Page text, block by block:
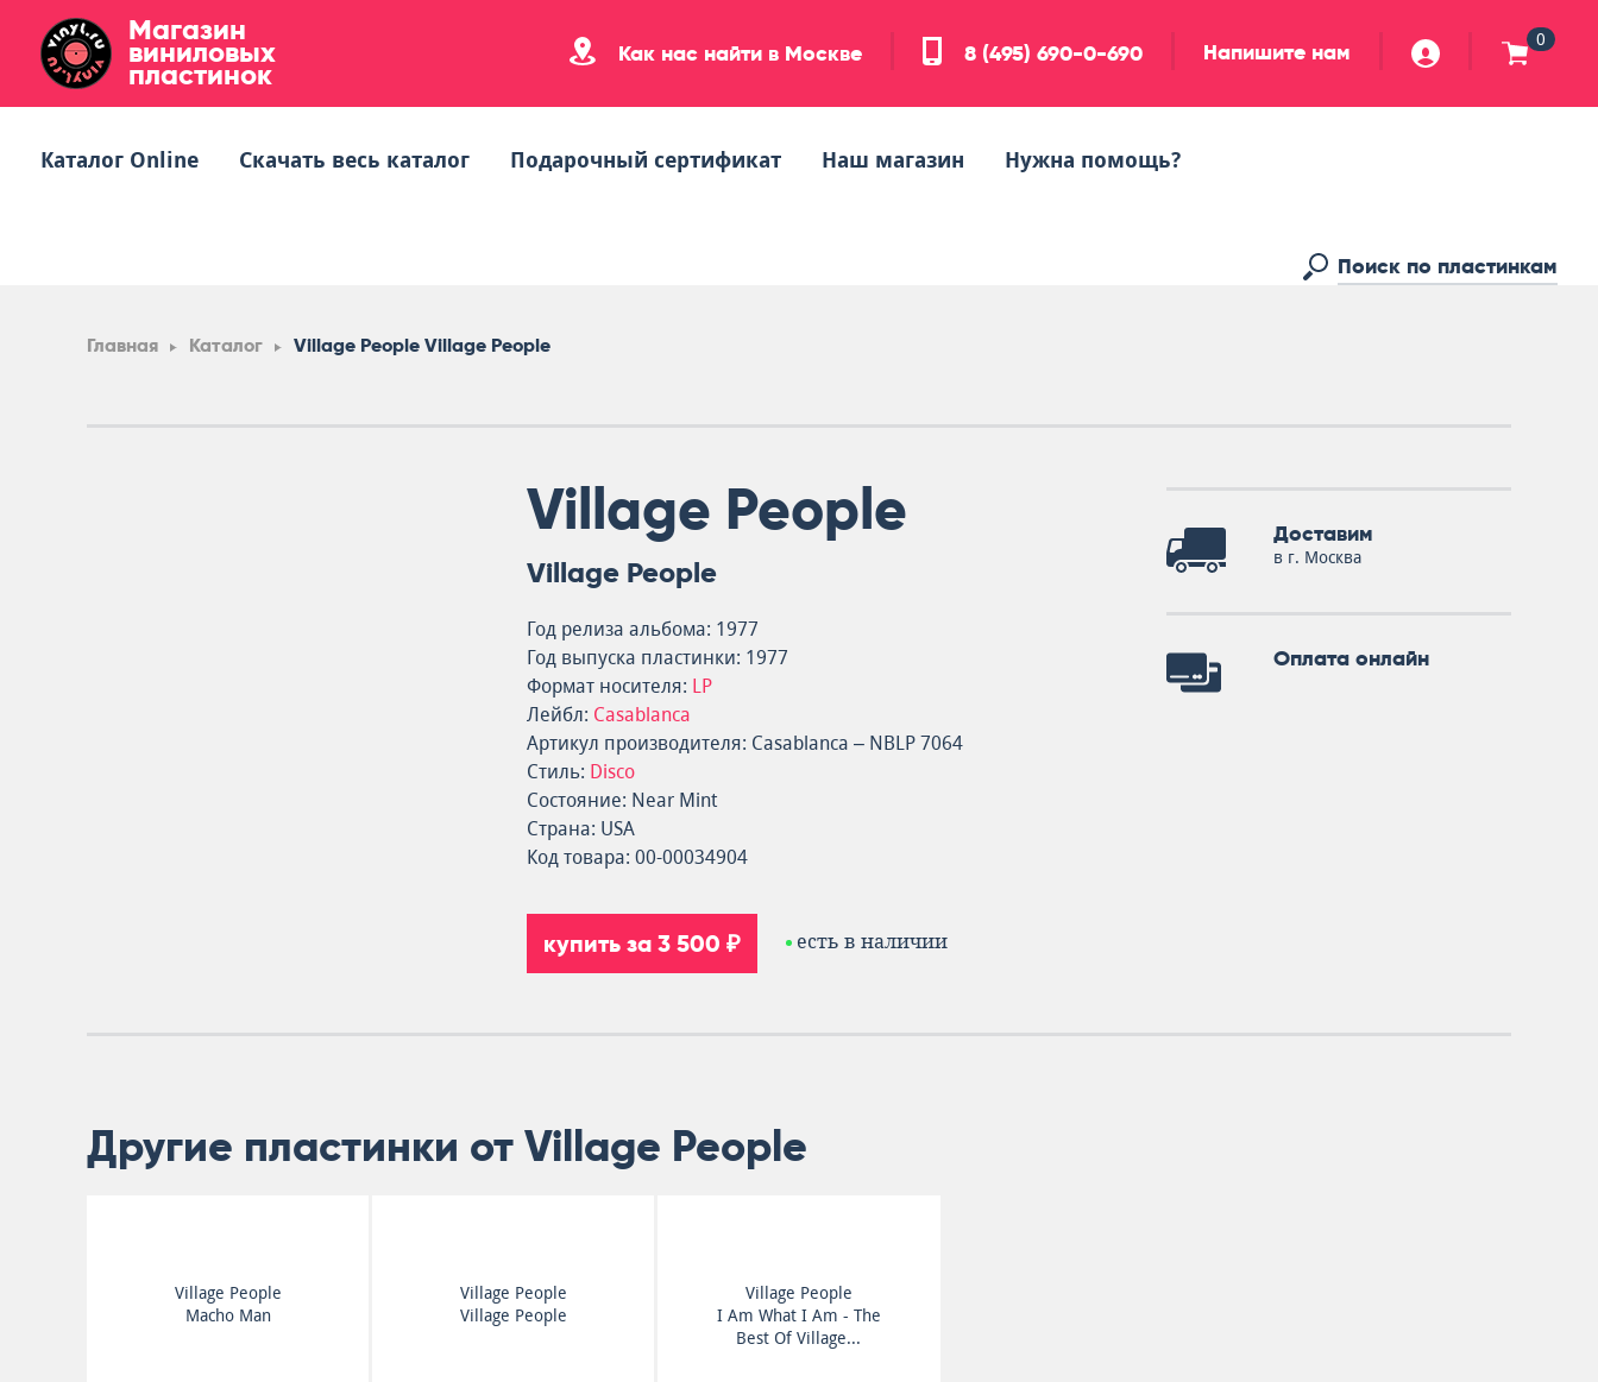
Магазин
виниловых
пластинок
Как нас найти в Москве 8 (495) 690-0-690 Напишите нам 0
Каталог Online Скачать весь каталог Подарочный сертификат Наш магазин Нужна помощь?
Главная Каталог Village People Village People
Village People
Village People
Год релиза альбома: 1977
Год выпуска пластинки: 1977
Формат носителя: LP
Лейбл: Casablanca
Артикул производителя: Casablanca – NBLP 7064
Стиль: Disco
Состояние: Near Mint
Страна: USA
Код товара: 00-00034904
купить за 3 500 ₽ есть в наличии
Доставим
в г. Москва
Оплата онлайн
Другие пластинки от Village People
Village People
Macho Man
Village People
Village People
Village People
I Am What I Am - The
Best Of Village...